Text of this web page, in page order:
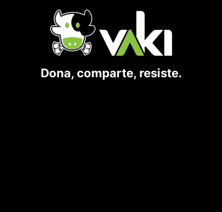
Dona, comparte, resiste.